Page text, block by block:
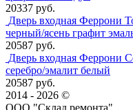
20337 руб.
Дверь входная Феррони
черный/ясень графит
20587 руб.
Дверь входная Феррони
серебро/эмалит белый
20587 руб.
2014 - 2026 ©
ООО "Склад ремонта"